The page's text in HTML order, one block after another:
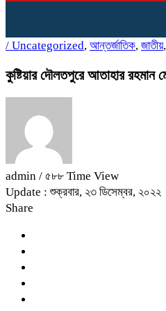
/ Uncategorized, আন্তর্জাতিক, জাতীয়,
কুষ্টিয়ার দৌলতপুরে আতাহার রহমান
admin / ৫৮৮ Time View
Update : শুক্রবার, ২৩ ডিসেম্বর, ২০২২
Share